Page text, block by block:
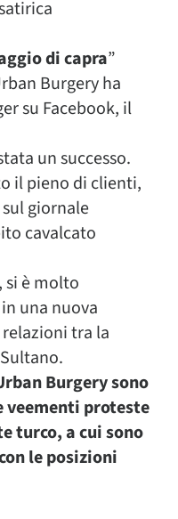
di capra”
Burgery ha
su Facebook, il
un successo.
il pieno di clienti,
giornale
cavalcato
si è molto
una nuova
tra la
Burgery sono
veementi proteste
turco, a cui sono
le posizioni